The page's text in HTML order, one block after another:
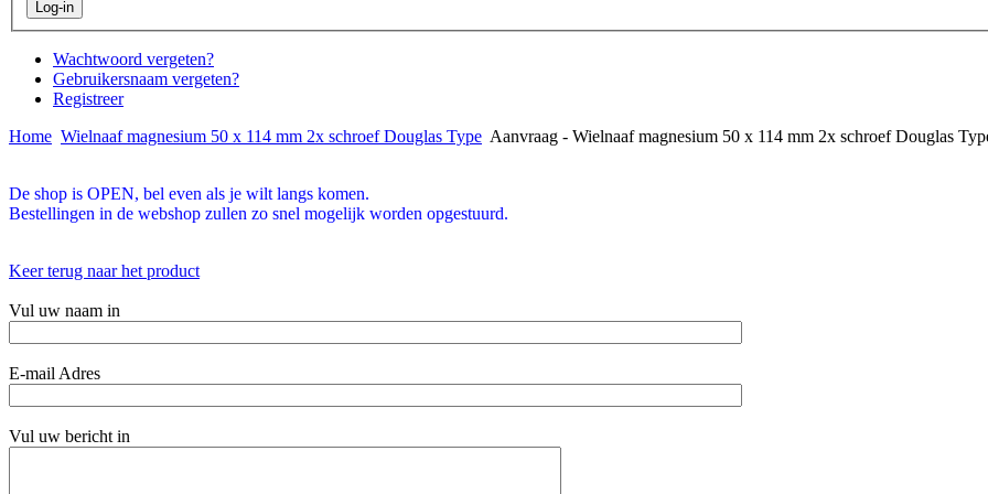
Wachtwoord vergeten?
Gebruikersnaam vergeten?
Registreer
Home Wielnaaf magnesium 50 x 114 mm 2x schroef Douglas Type Aanvraag - Wielnaaf magnesium 50 x 114 mm 2x schroef Douglas
De shop is OPEN, bel even als je wilt langs komen.
Bestellingen in de webshop zullen zo snel mogelijk worden opgestuurd.
Keer terug naar het product
Vul uw naam in
E-mail Adres
Vul uw bericht in